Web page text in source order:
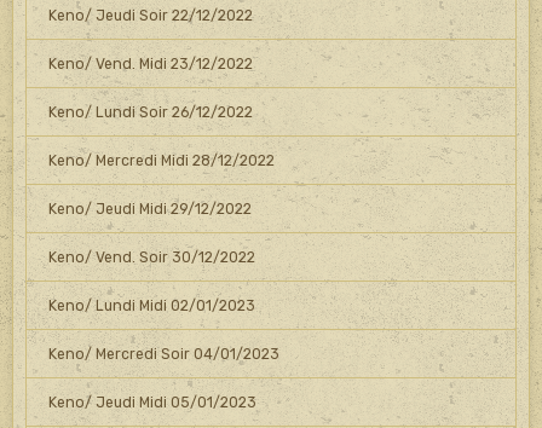
Keno/ Jeudi Soir 22/12/2022
Keno/ Vend. Midi 23/12/2022
Keno/ Lundi Soir 26/12/2022
Keno/ Mercredi Midi 28/12/2022
Keno/ Jeudi Midi 29/12/2022
Keno/ Vend. Soir 30/12/2022
Keno/ Lundi Midi 02/01/2023
Keno/ Mercredi Soir 04/01/2023
Keno/ Jeudi Midi 05/01/2023